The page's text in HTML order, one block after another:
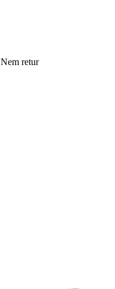
Nem retur